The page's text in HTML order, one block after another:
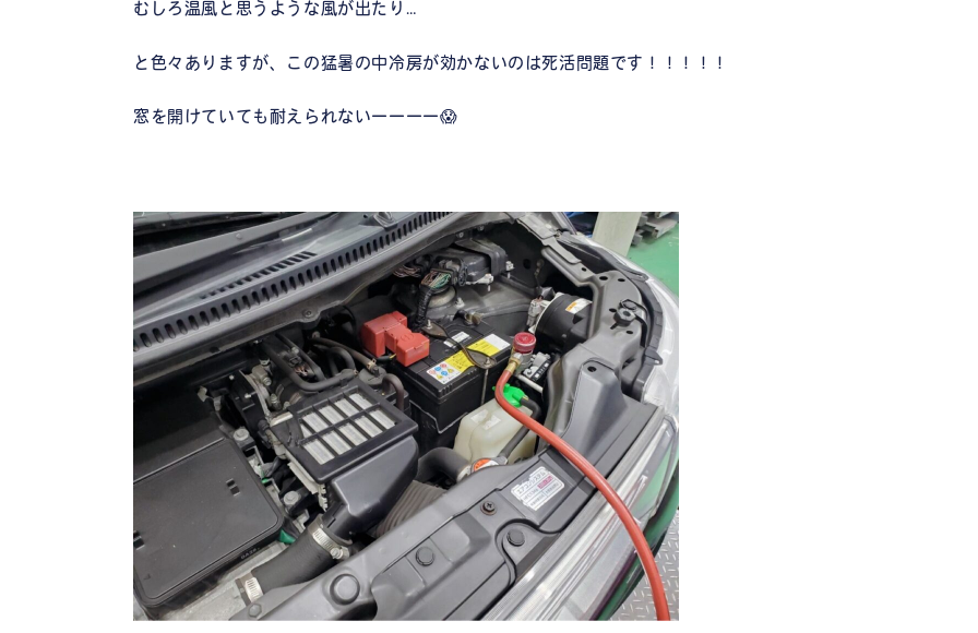
むしろ温風と思うような風が出たり…
と色々ありますが、この猛暑の中冷房が効かないのは死活問題です！！！！！
窓を開けていても耐えられないーーーー😱